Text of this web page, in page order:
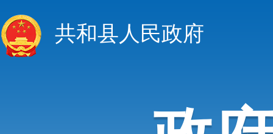
共和县人民政府